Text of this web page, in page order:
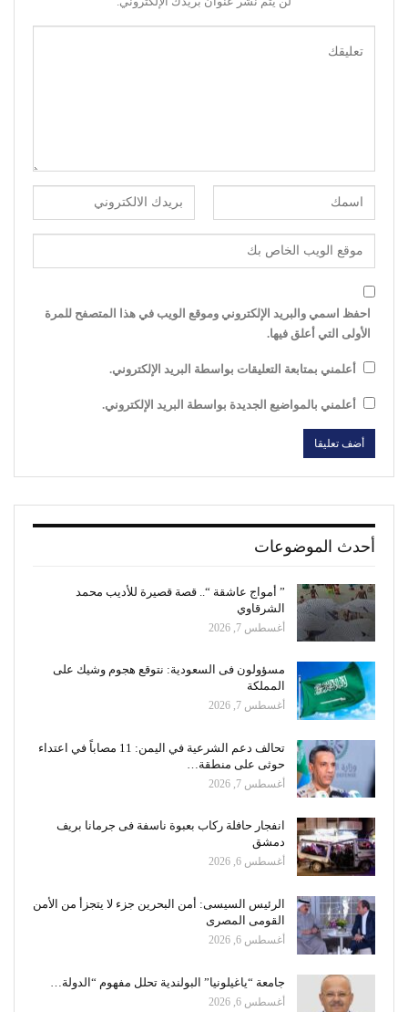
احفظ اسمي والبريد الإلكتروني وموقع الويب في هذا المتصفح للمرة
الأولى التي أعلق فيها.
أعلمني بمتابعة التعليقات بواسطة البريد الإلكتروني.
أعلمني بالمواضيع الجديدة بواسطة البريد الإلكتروني.
أحدث الموضوعات
” أمواج عاشقة “.. قصة قصيرة للأديب محمد
الشرقاوي
أغسطس 7, 2026
مسؤولون فى السعودية: نتوقع هجوم وشيك على
المملكة
أغسطس 7, 2026
تحالف دعم الشرعية في اليمن: 11 مصاباً في اعتداء
حوثى على منطقة…
أغسطس 7, 2026
انفجار حافلة ركاب بعبوة ناسفة فى جرمانا بريف
دمشق
أغسطس 6, 2026
الرئيس السيسى: أمن البحرين جزء لا يتجزأ من الأمن
القومى المصرى
أغسطس 6, 2026
جامعة “ياغيلونيا” البولندية تحلل مفهوم “الدولة…
أغسطس 6, 2026